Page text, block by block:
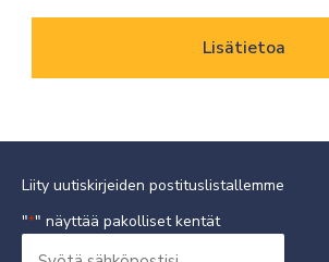
Lisätietoa
Liity uutiskirjeiden postituslistallemme
"*" näyttää pakolliset kentät